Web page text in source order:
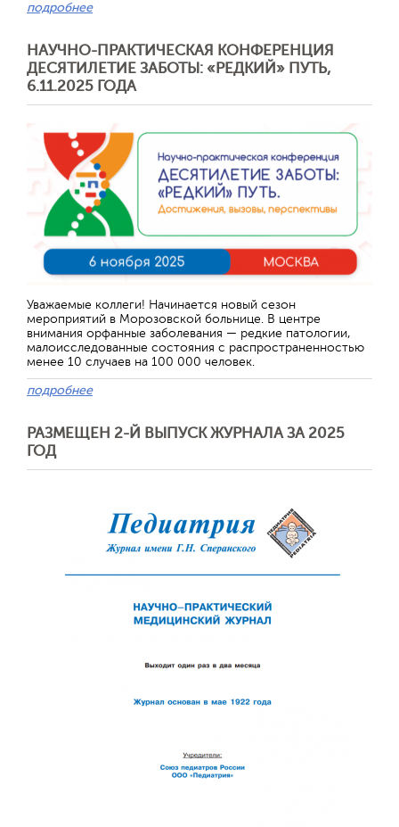
подробнее
НАУЧНО-ПРАКТИЧЕСКАЯ КОНФЕРЕНЦИЯ
ДЕСЯТИЛЕТИЕ ЗАБОТЫ: «РЕДКИЙ» ПУТЬ,
6.11.2025 ГОДА
Уважаемые коллеги! Начинается новый сезон
мероприятий в Морозовской больнице. В центре
внимания орфанные заболевания — редкие патологии,
малоисследованные состояния с распространенностью
менее 10 случаев на 100 000 человек.
подробнее
РАЗМЕЩЕН 2-Й ВЫПУСК ЖУРНАЛА ЗА 2025
ГОД